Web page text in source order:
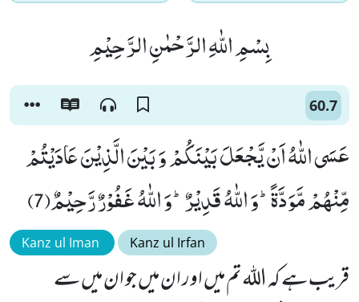
بِسْمِ اللّٰهِ الرَّحْمٰنِ الرَّحِیْمِ
60.7
عَسَى اللّٰهُ اَنْ یَّجْعَلَ بَیْنَكُمْ وَ بَیْنَ الَّذِیْنَ عَادَیْتُمْ
مِّنْهُمْ مَّوَدَّةًؕ-وَ اللّٰهُ قَدِیْرٌؕ-وَ اللّٰهُ غَفُوْرٌ رَّحِیْمٌ(7)
Kanz ul Iman Kanz ul Irfan
قریب ہے کہ اللہ تم میں اور ان میں جو ان میں سے